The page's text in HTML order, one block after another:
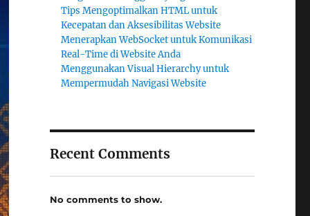
Tips Mengoptimalkan HTML untuk
Kecepatan dan Aksesibilitas Website
Menerapkan WebSocket untuk Komunikasi
Real-Time di Website Anda
Menggunakan Visual Hierarchy untuk
Mempermudah Navigasi Website
Recent Comments
No comments to show.